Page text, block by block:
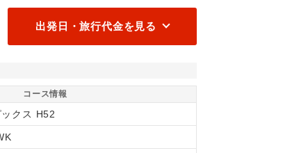
出発日・旅行代金を見る
コース情報
ックス H52